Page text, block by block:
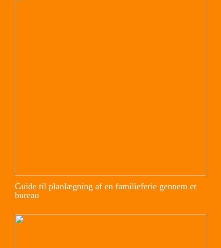
Guide til planlægning af en familieferie gennem et
bureau